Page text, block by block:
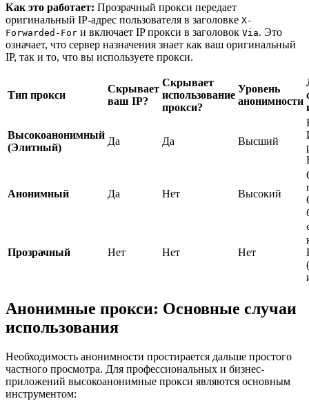
Как это работает: Прозрачный прокси передает
оригинальный IP-адрес пользователя в заголовке X-
Forwarded-For и включает IP прокси в заголовок Via. Это
означает, что сервер назначения знает как ваш оригинальный
IP, так и то, что вы используете прокси.
Тип прокси
Скрывает
ваш IP?
Скрывает
использование
прокси?
Уровень
анонимности
Высокоанонимный
(Элитный)
Да Да Высший
Анонимный Да Нет Высокий
Прозрачный Нет Нет Нет
Анонимные прокси: Основные случаи
использования
Необходимость анонимности простирается дальше простого
частного просмотра. Для профессиональных и бизнес-
приложений высокоанонимные прокси являются основным
инструментом: